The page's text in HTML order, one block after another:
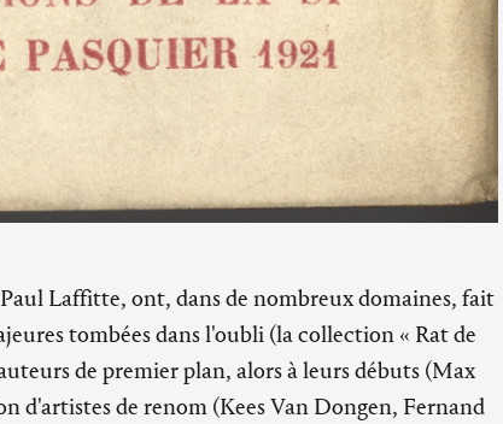
Paul Laffitte, ont, dans de nombreux domaines, fait
tombées dans l'oubli (la collection « Rat de
de premier plan, alors à leurs débuts (Max
d'artistes de renom (Kees Van Dongen, Fernand